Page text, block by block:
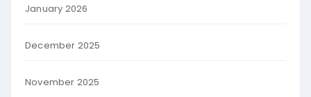
January 2026
December 2025
November 2025